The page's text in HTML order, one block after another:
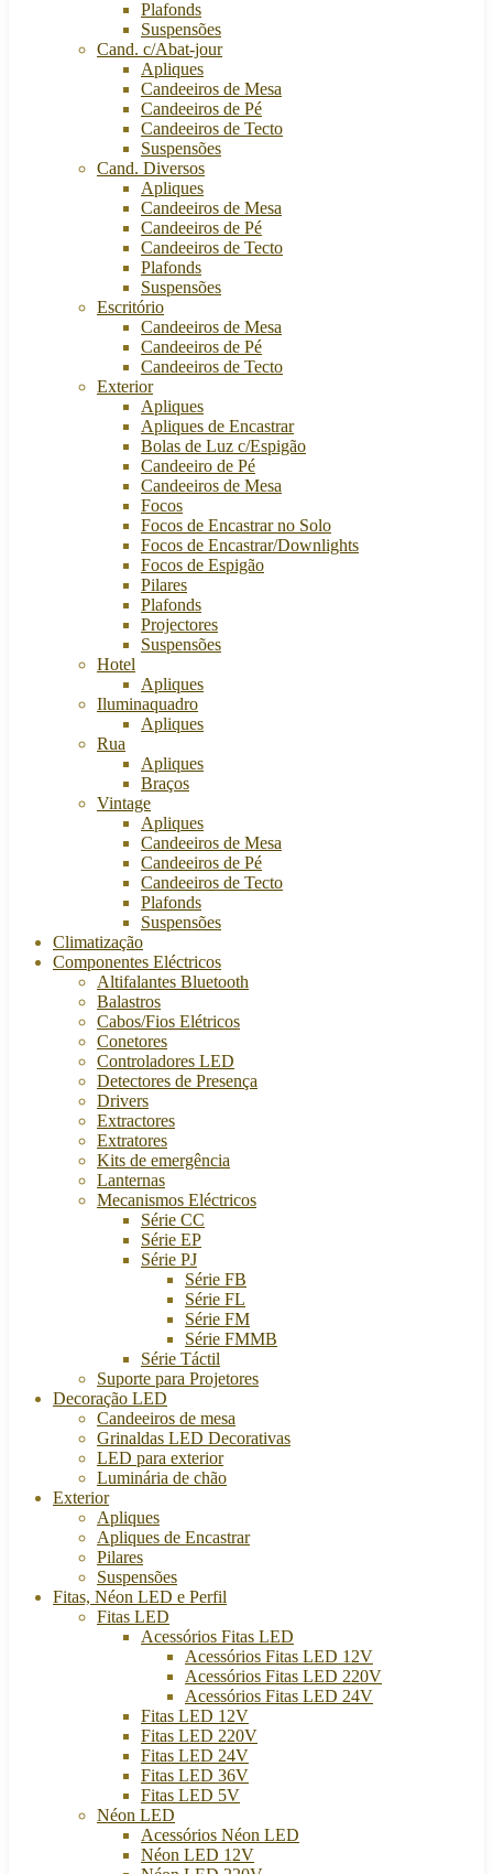
Plafonds
Suspensões
Cand. c/Abat-jour
Apliques
Candeeiros de Mesa
Candeeiros de Pé
Candeeiros de Tecto
Suspensões
Cand. Diversos
Apliques
Candeeiros de Mesa
Candeeiros de Pé
Candeeiros de Tecto
Plafonds
Suspensões
Escritório
Candeeiros de Mesa
Candeeiros de Pé
Candeeiros de Tecto
Exterior
Apliques
Apliques de Encastrar
Bolas de Luz c/Espigão
Candeeiro de Pé
Candeeiros de Mesa
Focos
Focos de Encastrar no Solo
Focos de Encastrar/Downlights
Focos de Espigão
Pilares
Plafonds
Projectores
Suspensões
Hotel
Apliques
Iluminaquadro
Apliques
Rua
Apliques
Braços
Vintage
Apliques
Candeeiros de Mesa
Candeeiros de Pé
Candeeiros de Tecto
Plafonds
Suspensões
Climatização
Componentes Eléctricos
Altifalantes Bluetooth
Balastros
Cabos/Fios Elétricos
Conetores
Controladores LED
Detectores de Presença
Drivers
Extractores
Extratores
Kits de emergência
Lanternas
Mecanismos Eléctricos
Série CC
Série EP
Série PJ
Série FB
Série FL
Série FM
Série FMMB
Série Táctil
Suporte para Projetores
Decoração LED
Candeeiros de mesa
Grinaldas LED Decorativas
LED para exterior
Luminária de chão
Exterior
Apliques
Apliques de Encastrar
Pilares
Suspensões
Fitas, Néon LED e Perfil
Fitas LED
Acessórios Fitas LED
Acessórios Fitas LED 12V
Acessórios Fitas LED 220V
Acessórios Fitas LED 24V
Fitas LED 12V
Fitas LED 220V
Fitas LED 24V
Fitas LED 36V
Fitas LED 5V
Néon LED
Acessórios Néon LED
Néon LED 12V